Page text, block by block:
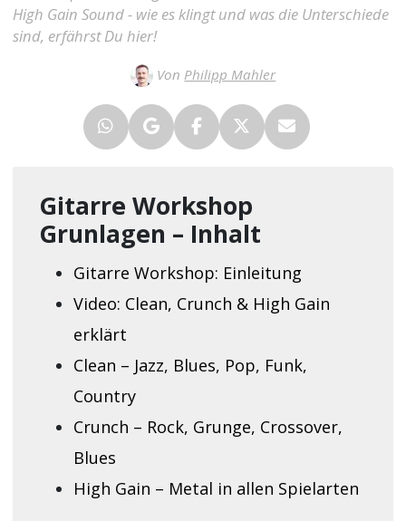
High Gain Sound - wie es klingt und was die Unterschiede
sind, erfährst Du hier!
Von Philipp Mahler
Gitarre Workshop
Grunlagen – Inhalt
Gitarre Workshop: Einleitung
Video: Clean, Crunch & High Gain
erklärt
Clean – Jazz, Blues, Pop, Funk,
Country
Crunch – Rock, Grunge, Crossover,
Blues
High Gain – Metal in allen Spielarten